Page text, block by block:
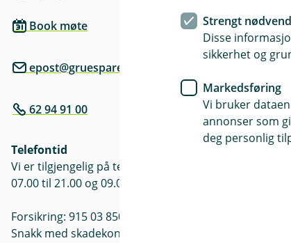
Book møte
epost@gruesparebank.no
62 94 91 00
Telefontid
Vi er tilgjengelig på telefon hverdager
07.00 til 21.00 og 09.00 til 21.00 i helger.
Forsikring: 915 03 850
Snakk med skadekonsulent: mandag til
Se
Strengt
Disse
sikkerhet og
Markedsføring
Vi bruker
annonser som
deg personlig